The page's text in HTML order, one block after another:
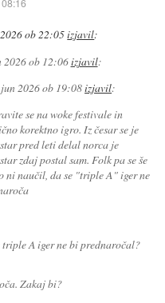
ob 22:05izjavil:
2026 ob 12:06izjavil:
2026 ob 19:08izjavil:
se na woke festivale in
korektno igro. Iz česar se je
pred leti delal norca je
zdaj postal sam. Folk pa se še
ni naučil, da se "triple A" iger ne
triple A iger ne bi prednaročal?
Zakaj bi?